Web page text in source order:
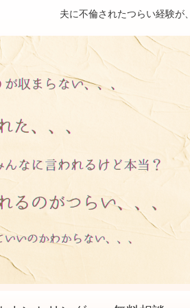
夫に不倫されたつらい経験が